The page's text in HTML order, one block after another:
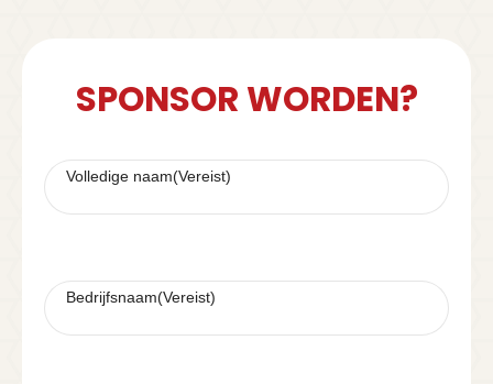
SPONSOR WORDEN?
Volledige naam(Vereist)
Bedrijfsnaam(Vereist)